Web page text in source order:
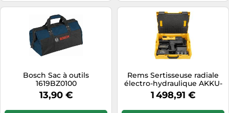
Bosch Sac à outils
1619BZ0100
13,90 €
Rems Sertisseuse radiale
électro-hydraulique AKKU-
press E 22V ACC, 32 kN, 1
batterie, L-Boxx
1 498,91 €